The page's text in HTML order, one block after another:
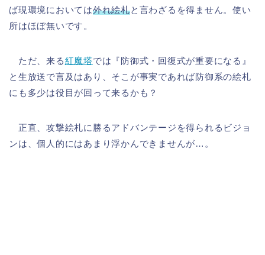
ば現環境においては外れ絵札と言わざるを得ません。使い
所はほぼ無いです。
ただ、来る紅魔塔では『防御式・回復式が重要になる』
と生放送で言及はあり、そこが事実であれば防御系の絵札
にも多少は役目が回って来るかも？
正直、攻撃絵札に勝るアドバンテージを得られるビジョ
ンは、個人的にはあまり浮かんできませんが…。